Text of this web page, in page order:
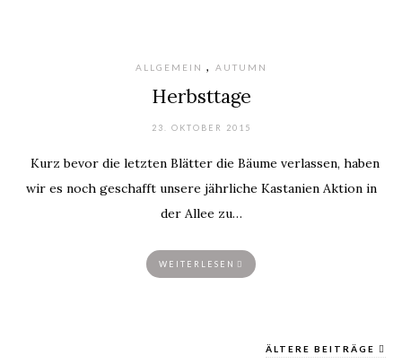
ALLGEMEIN , AUTUMN
Herbsttage
23. OKTOBER 2015
Kurz bevor die letzten Blätter die Bäume verlassen, haben
wir es noch geschafft unsere jährliche Kastanien Aktion in
der Allee zu…
WEITERLESEN
ÄLTERE BEITRÄGE